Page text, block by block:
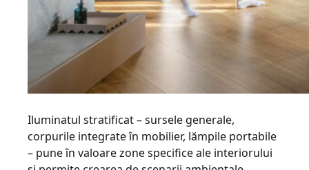
Iluminatul stratificat – sursele generale,
corpurile integrate în mobilier, lămpile portabile
– pune în valoare zone specifice ale interiorului